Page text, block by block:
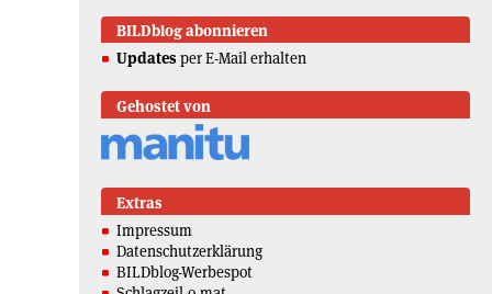
BILDblog abonnieren
Updates per E-Mail erhalten
Gehostet von
Extras
Impressum
Datenschutzerklärung
BILDblog-Werbespot